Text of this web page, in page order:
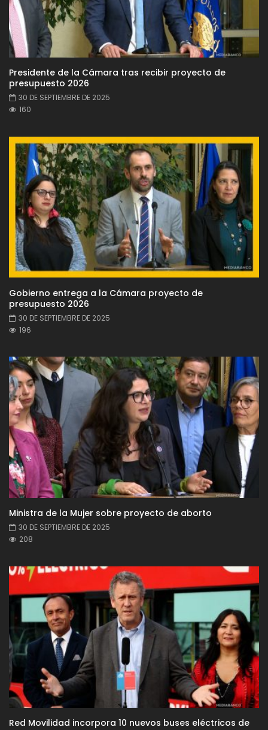
Presidente de la Cámara tras recibir proyecto de
presupuesto 2026
30 DE SEPTIEMBRE DE 2025
160
Gobierno entrega a la Cámara proyecto de
presupuesto 2026
30 DE SEPTIEMBRE DE 2025
196
Ministra de la Mujer sobre proyecto de aborto
30 DE SEPTIEMBRE DE 2025
208
Red Movilidad incorpora 10 nuevos buses eléctricos de